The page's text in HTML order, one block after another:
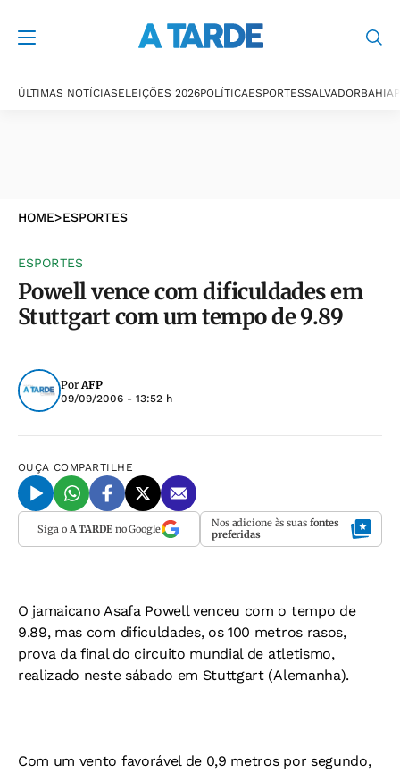
ÚLTIMAS NOTÍCIASELEIÇÕES 2026POLÍTICAESPORTESSALVADORBAHIA
HOME>ESPORTES
ESPORTES
Powell vence com dificuldades em
Stuttgart com um tempo de 9.89
PorAFP
09/09/2006 - 13:52 h
OUÇA COMPARTILHE
Siga o A TARDEno Google Nos adicione às suas fontes
preferidas
O jamaicano Asafa Powell venceu com o tempo de
9.89, mas com dificuldades, os 100 metros rasos,
prova da final do circuito mundial de atletismo,
realizado neste sábado em Stuttgart (Alemanha).
Com um vento favorável de 0,9 metros por segundo,